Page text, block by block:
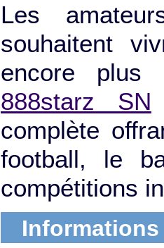
Les
souhaitent
encore plus
888starz SN
complète
football, le
compétitions